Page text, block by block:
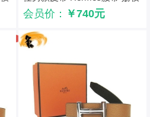
纹浅啡配黑 银配黑扣3cm
会员价： ￥740元